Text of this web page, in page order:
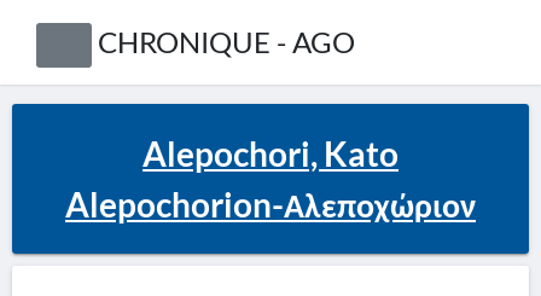
CHRONIQUE - AGO
Alepochori, Kato
Alepochorion-Αλεποχώριον